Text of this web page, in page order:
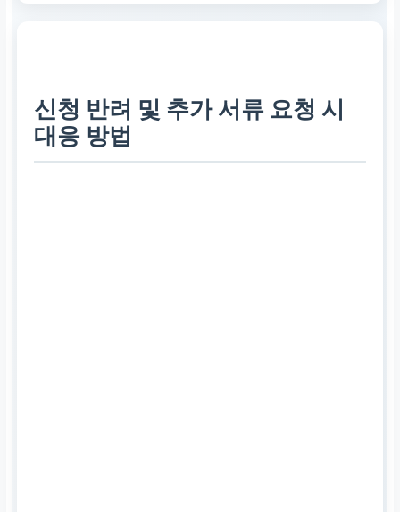
신청 반려 및 추가 서류 요청 시
대응 방법